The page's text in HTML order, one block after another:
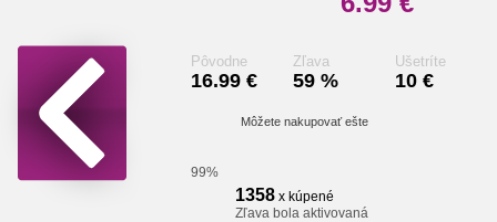
Pôvodne
16.99 €
Zľava
59 %
Ušetríte
10 €
Môžete nakupovať ešte
99%
1358 x kúpené
Zľava bola aktivovaná